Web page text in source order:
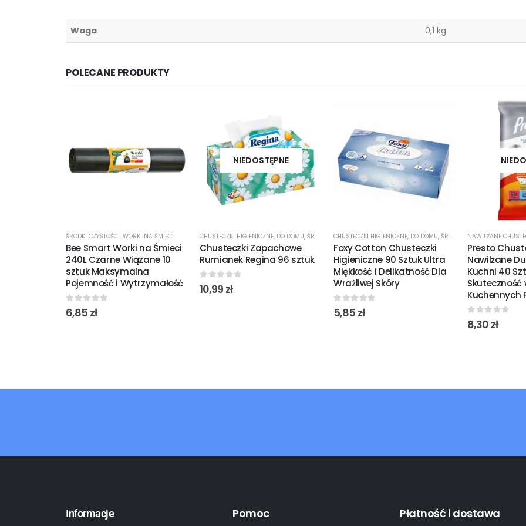
Waga 0,1 kg
POLECANE PRODUKTY
ŚRODKI CZYSTOŚCI, WORKI NA ŚMIECI
Bee Smart Worki na Śmieci
240L Czarne Wiązane 10
sztuk Maksymalna
Pojemność i Wytrzymałość
0out of 5
6,85 zł
NIEDOSTĘPNE
CHUSTECZKI HIGIENICZNE, DO DOMU, ŚRODKI CZYSTOŚCI
Chusteczki Zapachowe
Rumianek Regina 96 sztuk
0out of 5
10,99 zł
CHUSTECZKI HIGIENICZNE, DO DOMU, ŚRODKI CZYSTOŚCI
Foxy Cotton Chusteczki
Higieniczne 90 Sztuk Ultra
Miękkość i Delikatność Dla
Wrażliwej Skóry
0out of 5
5,85 zł
Presto
Nawilżane
Kuchni 40
Skuteczność
Kuchennych
0out of 5
8,30 zł
Informacje Pomoc Płatność i dostawa